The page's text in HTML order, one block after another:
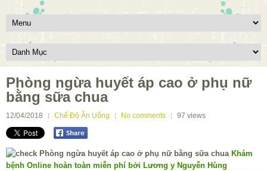
Phòng ngừa huyết áp cao ở phụ nữ
bằng sữa chua
12/04/2018 Chế Độ Ăn Uống No comments 97 views
Khám
bệnh Online hoàn toàn miễn phí bởi Lương y Nguyễn Hùng